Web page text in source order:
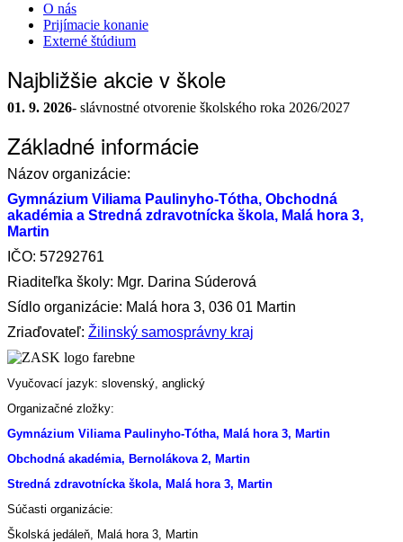
O nás
Prijímacie konanie
Externé štúdium
Najbližšie akcie v škole
01. 9. 2026- slávnostné otvorenie školského roka 2026/2027
Základné informácie
Názov organizácie:
Gymnázium Viliama Paulinyho-Tótha, Obchodná
akadémia a Stredná zdravotnícka škola, Malá hora 3,
Martin
IČO: 57292761
Riaditeľka školy: Mgr. Darina Súderová
Sídlo organizácie: Malá hora 3, 036 01 Martin
Zriaďovateľ: Žilinský samosprávny kraj
Vyučovací jazyk: slovenský, anglický
Organizačné zložky:
Gymnázium Viliama Paulinyho-Tótha, Malá hora 3, Martin
Obchodná akadémia, Bernolákova 2, Martin
Stredná zdravotnícka škola, Malá hora 3, Martin
Súčasti organizácie:
Školská jedáleň, Malá hora 3, Martin